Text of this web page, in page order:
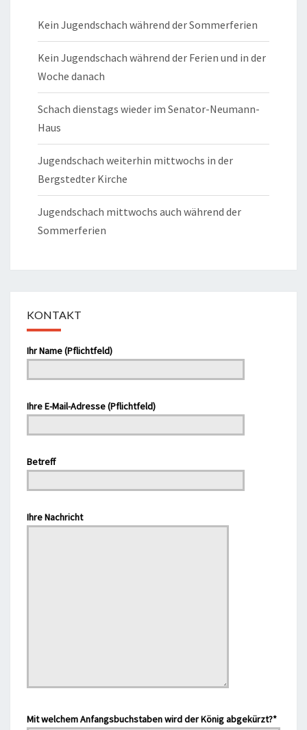
Kein Jugendschach während der Sommerferien
Kein Jugendschach während der Ferien und in der
Woche danach
Schach dienstags wieder im Senator-Neumann-
Haus
Jugendschach weiterhin mittwochs in der
Bergstedter Kirche
Jugendschach mittwochs auch während der
Sommerferien
KONTAKT
Bitte lasse dieses Feld leer.
Ihr Name (Pflichtfeld)
Ihre E-Mail-Adresse (Pflichtfeld)
Bitte lasse dieses Feld leer.
Betreff
Bitte lasse dieses Feld leer.
Ihre Nachricht
Mit welchem Anfangsbuchstaben wird der König abgekürzt?*